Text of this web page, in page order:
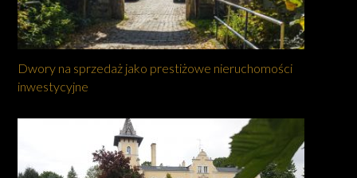
Dwory na sprzedaż jako prestiżowe nieruchomości
inwestycyjne